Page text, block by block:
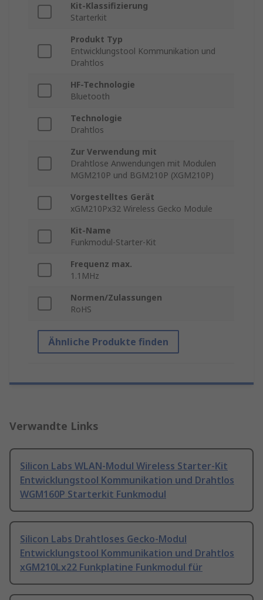
Kit-Klassifizierung
Starterkit
Produkt Typ
Entwicklungstool Kommunikation und
Drahtlos
HF-Technologie
Bluetooth
Technologie
Drahtlos
Zur Verwendung mit
Drahtlose Anwendungen mit Modulen
MGM210P und BGM210P (XGM210P)
Vorgestelltes Gerät
xGM210Px32 Wireless Gecko Module
Kit-Name
Funkmodul-Starter-Kit
Frequenz max.
1.1MHz
Normen/Zulassungen
RoHS
Ähnliche Produkte finden
Verwandte Links
Silicon Labs WLAN-Modul Wireless Starter-Kit
Entwicklungstool Kommunikation und Drahtlos
WGM160P Starterkit Funkmodul
Silicon Labs Drahtloses Gecko-Modul
Entwicklungstool Kommunikation und Drahtlos
xGM210Lx22 Funkplatine Funkmodul für